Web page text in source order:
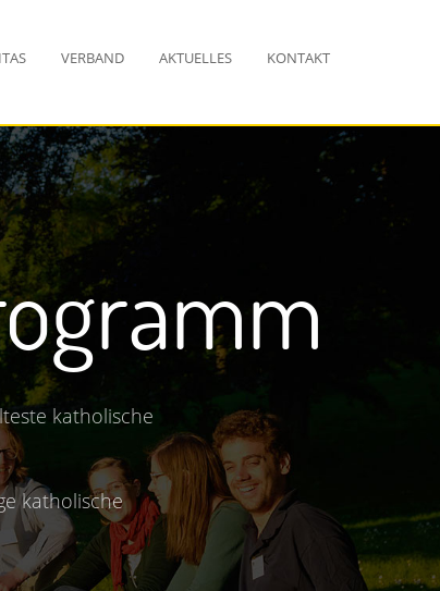
VERBAND AKTUELLES KONTAKT
Zuhause
wichtig? Du suchst